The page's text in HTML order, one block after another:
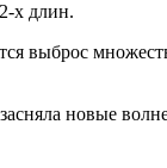
х длин.
выброс